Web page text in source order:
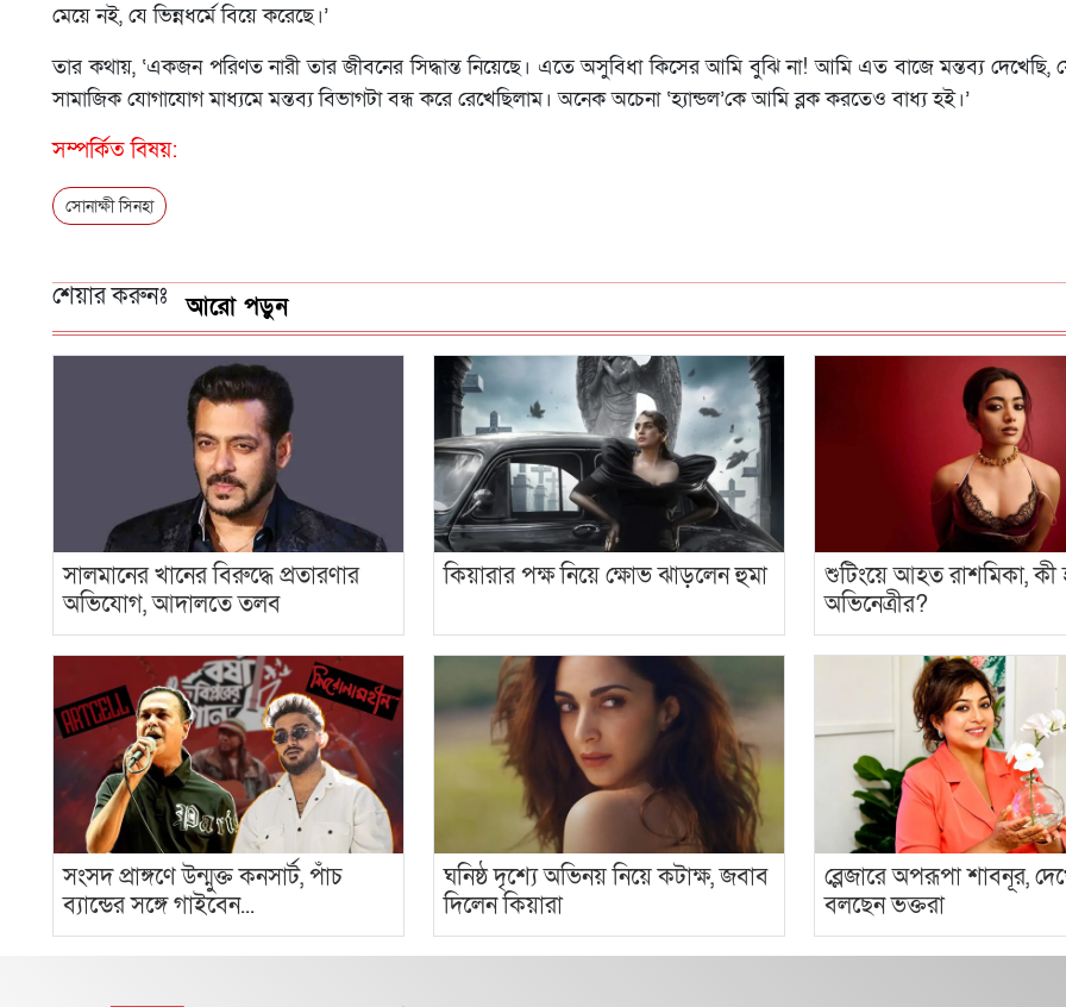
মেয়ে নই, যে ভিন্নধর্মে বিয়ে করেছে।’
তার কথায়, ‘একজন পরিণত নারী তার জীবনের সিদ্ধান্ত নিয়েছে। এতে অসুবিধা কিসের আমি বুঝি না! আমি এত বাজে মন্তব্য দেখেছি,
সামাজিক যোগাযোগ মাধ্যমে মন্তব্য বিভাগটা বন্ধ করে রেখেছিলাম। অনেক অচেনা ‘হ্যান্ডল’কে আমি ব্লক করতেও বাধ্য হই।’
সম্পর্কিত বিষয়:
সোনাক্ষী সিনহা
শেয়ার করুনঃ আরো পড়ুন
সালমানের খানের বিরুদ্ধে প্রতারণার
অভিযোগ, আদালতে তলব
কিয়ারার পক্ষ নিয়ে ক্ষোভ ঝাড়লেন হুমা
শুটিংয়ে আহত রাশমিকা, কী
অভিনেত্রীর?
সংসদ প্রাঙ্গণে উন্মুক্ত কনসার্ট, পাঁচ
ব্যান্ডের সঙ্গে গাইবেন...
ঘনিষ্ঠ দৃশ্যে অভিনয় নিয়ে কটাক্ষ, জবাব
দিলেন কিয়ারা
ব্লেজারে অপরূপা শাবনূর,
বলছেন ভক্তরা